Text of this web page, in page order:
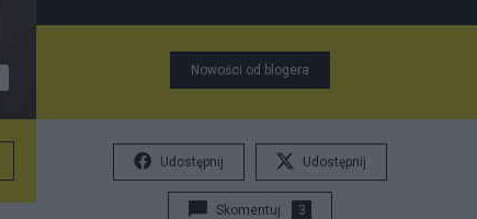
Nowości od blogera
Udostępnij Udostępnij
Skomentuj 3